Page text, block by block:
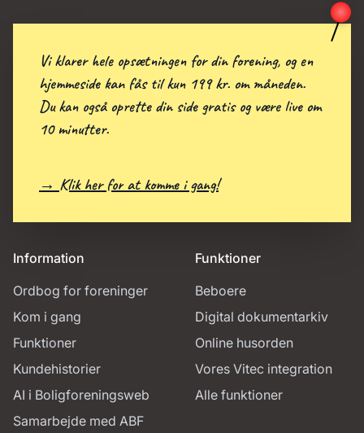
Information
Ordbog for foreninger
Kom i gang
Funktioner
Kundehistorier
AI i Boligforeningsweb
Samarbejde med ABF
Funktioner
Beboere
Digital dokumentarkiv
Online husorden
Vores Vitec integration
Alle funktioner
Vi klarer hele opsætningen for din forening, og en
hjemmeside kan fås til kun 199 kr. om måneden.
Du kan også oprette din side gratis og være live om
10 minutter.
→ Klik her for at komme i gang!